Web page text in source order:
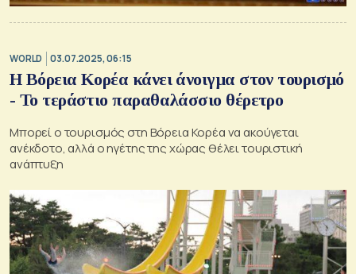
WORLD 03.07.2025, 06:15
Η Βόρεια Κορέα κάνει άνοιγμα στον τουρισμό
- Το τεράστιο παραθαλάσσιο θέρετρο
Μπορεί ο τουρισμός στη Βόρεια Κορέα να ακούγεται
ανέκδοτο, αλλά ο ηγέτης της χώρας θέλει τουριστική
ανάπτυξη